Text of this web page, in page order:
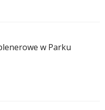
w Parku